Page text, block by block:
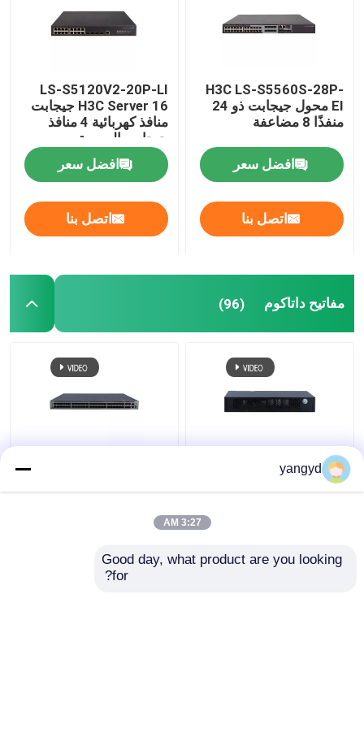
H3C LS-S5560S-28P-
EI محول جيجابت ذو 24
منفذًا 8 مضاعفة
افضل سعر
اتصل بنا
LS-S5120V2-20P-LI
H3C Server 16 جيجابت
منافذ كهربائية 4 منافذ
جيجابت البصرية
افضل سعر
اتصل بنا
مفاتيح داتاكوم (96)
SFP PoE + Datacom
Switches 8 Port
CloudEngine S5731-L
4x10 GE SFP +
yangyd
3:27 AM
Good day, what product are you looking
for?